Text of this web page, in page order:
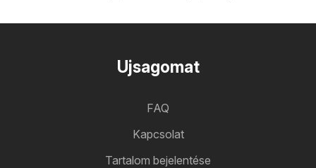
Ujsagomat
FAQ
Kapcsolat
Tartalom bejelentése